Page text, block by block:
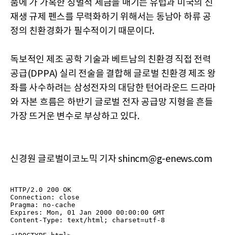
품에 가 가혹한 징벌적 세금을 매기는 유럽과 미국의 신
재생 규제 펜스를 무력화하기 위해서는 동남아 하류 공
정의 친환경화가 필수적이기 때문이다.
독보적인 제조 공학 기술과 베트남의 친환경 직접 전력
공급(DPPA) 실리 전술을 결합해 글로벌 친환경 제조 왕
좌를 사수하려는 삼성전자의 대담한 턴어라운드 드라마
와 자본 흐름은 하반기 글로벌 전자 공급망 지형을 흔들
가장 뜨거운 변수로 부상하고 있다.
신경원 글로벌이코노믹 기자 shincm@g-enews.com